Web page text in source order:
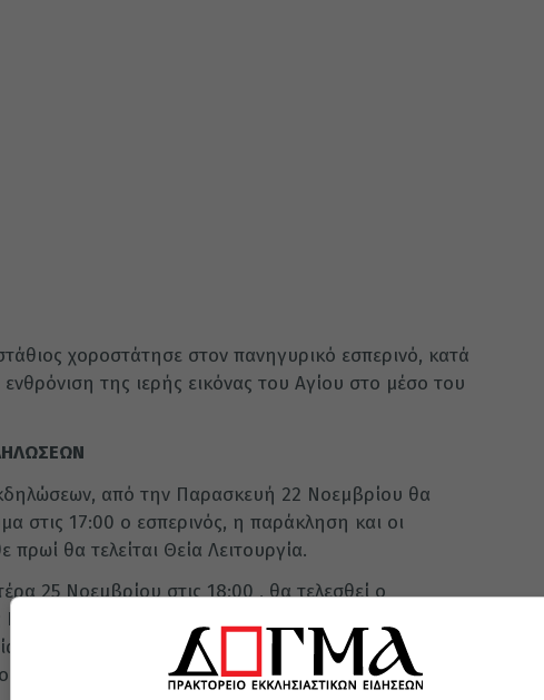
χοροστάτησε στον πανηγυρικό εσπερινό, κατά
της ιερής εικόνας του Αγίου στο μέσο του
από την Παρασκευή 22 Νοεμβρίου θα
στις 17:00 ο εσπερινός, η παράκληση και οι
θα τελείται Θεία Λειτουργία.
25 Νοεμβρίου στις 18:00 , θα τελεσθεί ο
Ανήμερα της εορτής στις 7.00 το πρωί, θα
Λειτουργία. Στις 11.00 θα ξεκινήσει, η λιτανεία της
στους κεντρικούς δρόμους της πόλης.